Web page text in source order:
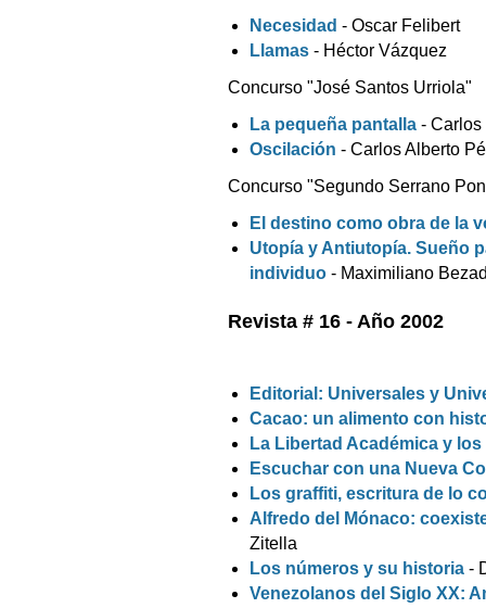
Necesidad - Oscar Felibert
Llamas - Héctor Vázquez
Concurso "José Santos Urriola"
La pequeña pantalla - Carlos
Oscilación - Carlos Alberto
Concurso "Segundo Serrano
El destino como obra de la
Utopía y Antiutopía. Sueño
individuo - Maximiliano
Revista # 16 - Año 2002
Editorial: Universales y
Cacao: un alimento con
La Libertad Académica y
Escuchar con una Nueva
Los graffiti, escritura de lo
Alfredo del Mónaco:
Zitella
Los números y su historia -
Venezolanos del Siglo XX: